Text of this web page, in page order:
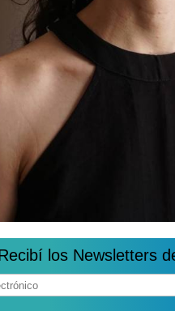
los Newsletters